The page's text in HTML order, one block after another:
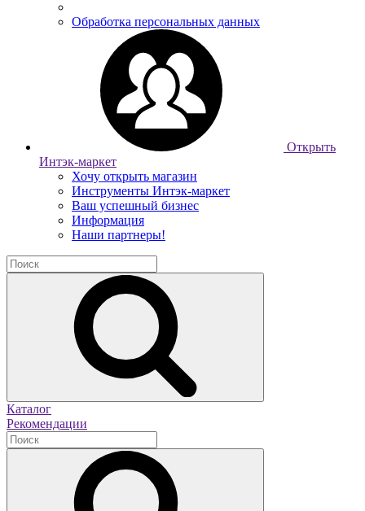
Обработка персональных данных
Открыть
Интэк-маркет
Хочу открыть магазин
Инструменты Интэк-маркет
Ваш успешный бизнес
Информация
Наши партнеры!
Каталог
Рекомендации